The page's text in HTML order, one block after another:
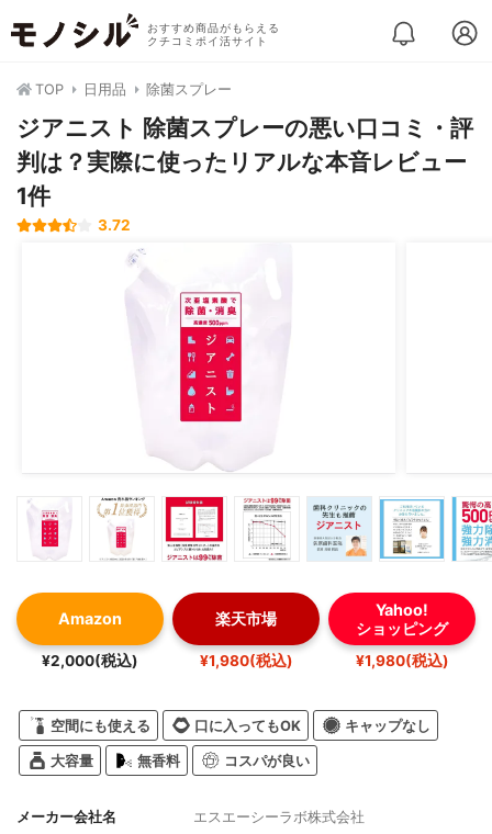
おすすめ商品がもらえる
クチコミポイ活サイト
TOP 日用品 除菌スプレー
ジアニスト 除菌スプレーの悪い口コミ・評
判は？実際に使ったリアルな本音レビュー
1件
3.72
Amazon
¥2,000(税込)
楽天市場
¥1,980(税込)
Yahoo!
ショッピング
¥1,980(税込)
空間にも使える 口に入ってもOK キャップなし
大容量 無香料 コスパが良い
メーカー会社名
エスエーシーラボ株式会社